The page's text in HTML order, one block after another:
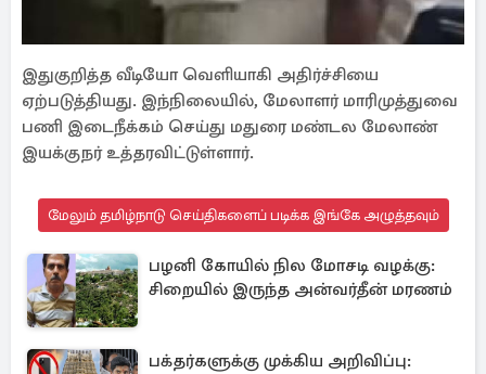
இதுகுறித்த வீடியோ வெளியாகி அதிர்ச்சியை
ஏற்படுத்தியது. இந்நிலையில், மேலாளர் மாரிமுத்துவை
பணி இடைநீக்கம் செய்து மதுரை மண்டல மேலாண்
இயக்குநர் உத்தரவிட்டுள்ளார்.
மேலும் தமிழ்நாடு செய்திகளைப் படிக்க இங்கே அழுத்தவும்
பழனி கோயில் நில மோசடி வழக்கு:
சிறையில் இருந்த அன்வர்தீன் மரணம்
பக்தர்களுக்கு முக்கிய அறிவிப்பு: